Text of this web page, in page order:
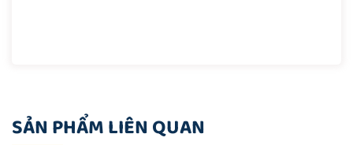
SẢN PHẨM LIÊN QUAN